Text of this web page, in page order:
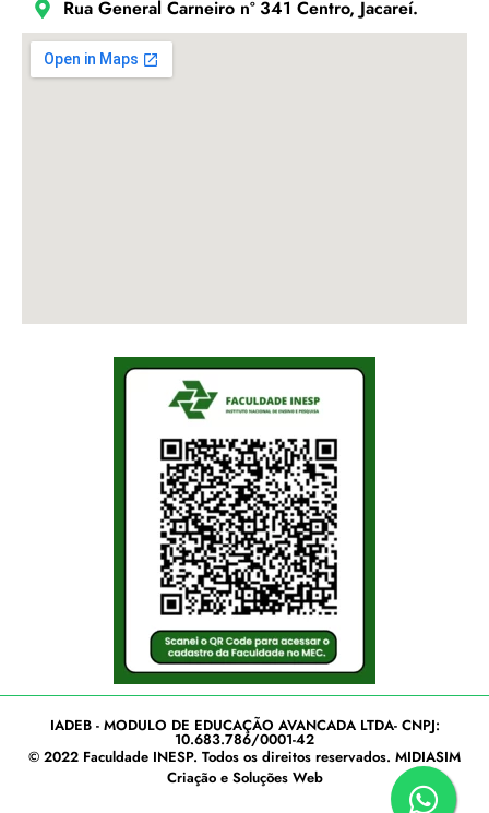
Rua General Carneiro nº 341 Centro, Jacareí.
© 2022 Faculdade INESP. Todos os direitos reservados. MIDIASIM
Criação e Soluções Web
IADEB - MODULO DE EDUCAÇÃO AVANCADA LTDA- CNPJ:
10.683.786/0001-42